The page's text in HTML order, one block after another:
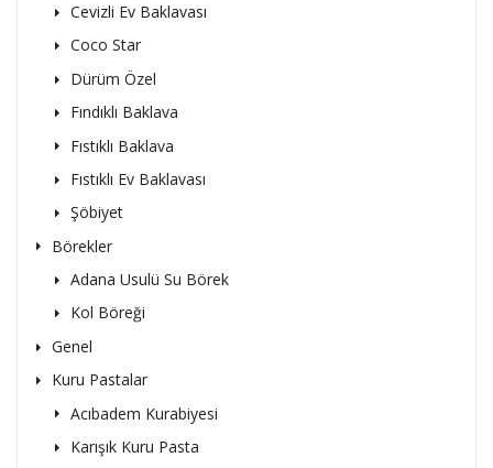
Cevizli Ev Baklavası
Coco Star
Dürüm Özel
Fındıklı Baklava
Fıstıklı Baklava
Fıstıklı Ev Baklavası
Şöbiyet
Börekler
Adana Usulü Su Börek
Kol Böreği
Genel
Kuru Pastalar
Acıbadem Kurabiyesi
Karışık Kuru Pasta